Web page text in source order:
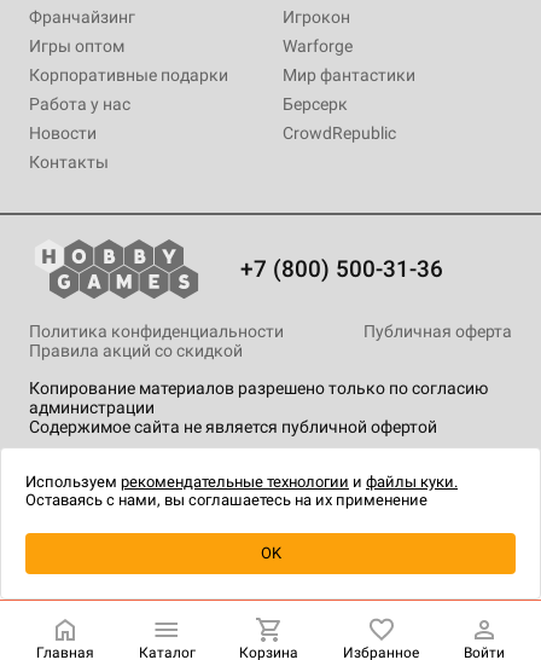
Купить| 7 990 ₽
Франчайзинг
Игры оптом
Корпоративные подарки
Работа у нас
Новости
Контакты
Игрокон
Warforge
Мир фантастики
Берсерк
CrowdRepublic
+7 (800) 500-31-36
Копирование материалов разрешено только по согласию
администрации
Содержимое сайта не является публичной офертой
Политика конфиденциальности
Публичная оферта
Правила акций со скидкой
технологии.
Главная Каталог Корзина Избранное Войти
Используем рекомендательные технологии и файлы куки.
Оставаясь с нами, вы соглашаетесь на их применение
OK